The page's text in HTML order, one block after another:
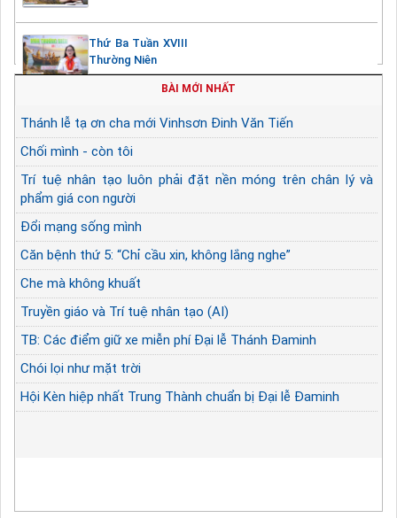
Thứ Ba Tuần XVIII
Thường Niên
BÀI MỚI NHẤT
Thánh lễ tạ ơn cha mới Vinhsơn Đinh Văn Tiến
Chối mình - còn tôi
Trí tuệ nhân tạo luôn phải đặt nền móng trên chân lý và
phẩm giá con người
Đổi mạng sống mình
Căn bệnh thứ 5: “Chỉ cầu xin, không lắng nghe”
Che mà không khuất
Truyền giáo và Trí tuệ nhân tạo (AI)
TB: Các điểm giữ xe miễn phí Đại lễ Thánh Đaminh
Chói lọi như mặt trời
Hội Kèn hiệp nhất Trung Thành chuẩn bị Đại lễ Đaminh